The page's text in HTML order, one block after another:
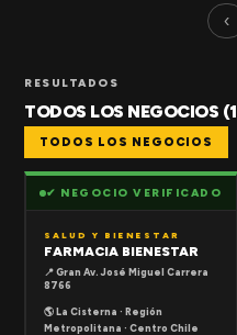
‹
RESULTADOS
TODOS LOS NEGOCIOS
TODOS LOS NEGOCIOS
✔ NEGOCIO VERIFICADO
SALUD Y BIENESTAR
FARMACIA BIENESTAR
📍 Gran Av. José Miguel Carrera
8766
🌎 La Cisterna · Región
Metropolitana · Centro Chile